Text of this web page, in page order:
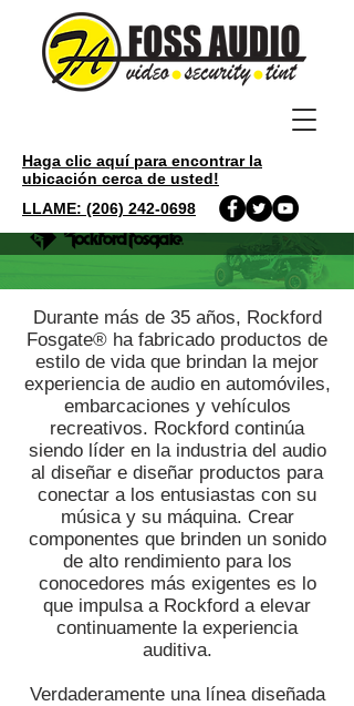
Haga clic aquí para encontrar la
ubicación cerca de usted!
LLAME: (206) 242-0698
​​Durante más de 35 años, Rockford
Fosgate® ha fabricado productos de
estilo de vida que brindan la mejor
experiencia de audio en automóviles,
embarcaciones y vehículos
recreativos. Rockford continúa
siendo líder en la industria del audio
al diseñar e diseñar productos para
conectar a los entusiastas con su
música y su máquina. Crear
componentes que brinden un sonido
de alto rendimiento para los
conocedores más exigentes es lo
que impulsa a Rockford a elevar
continuamente la experiencia
auditiva.
Verdaderamente una línea diseñada